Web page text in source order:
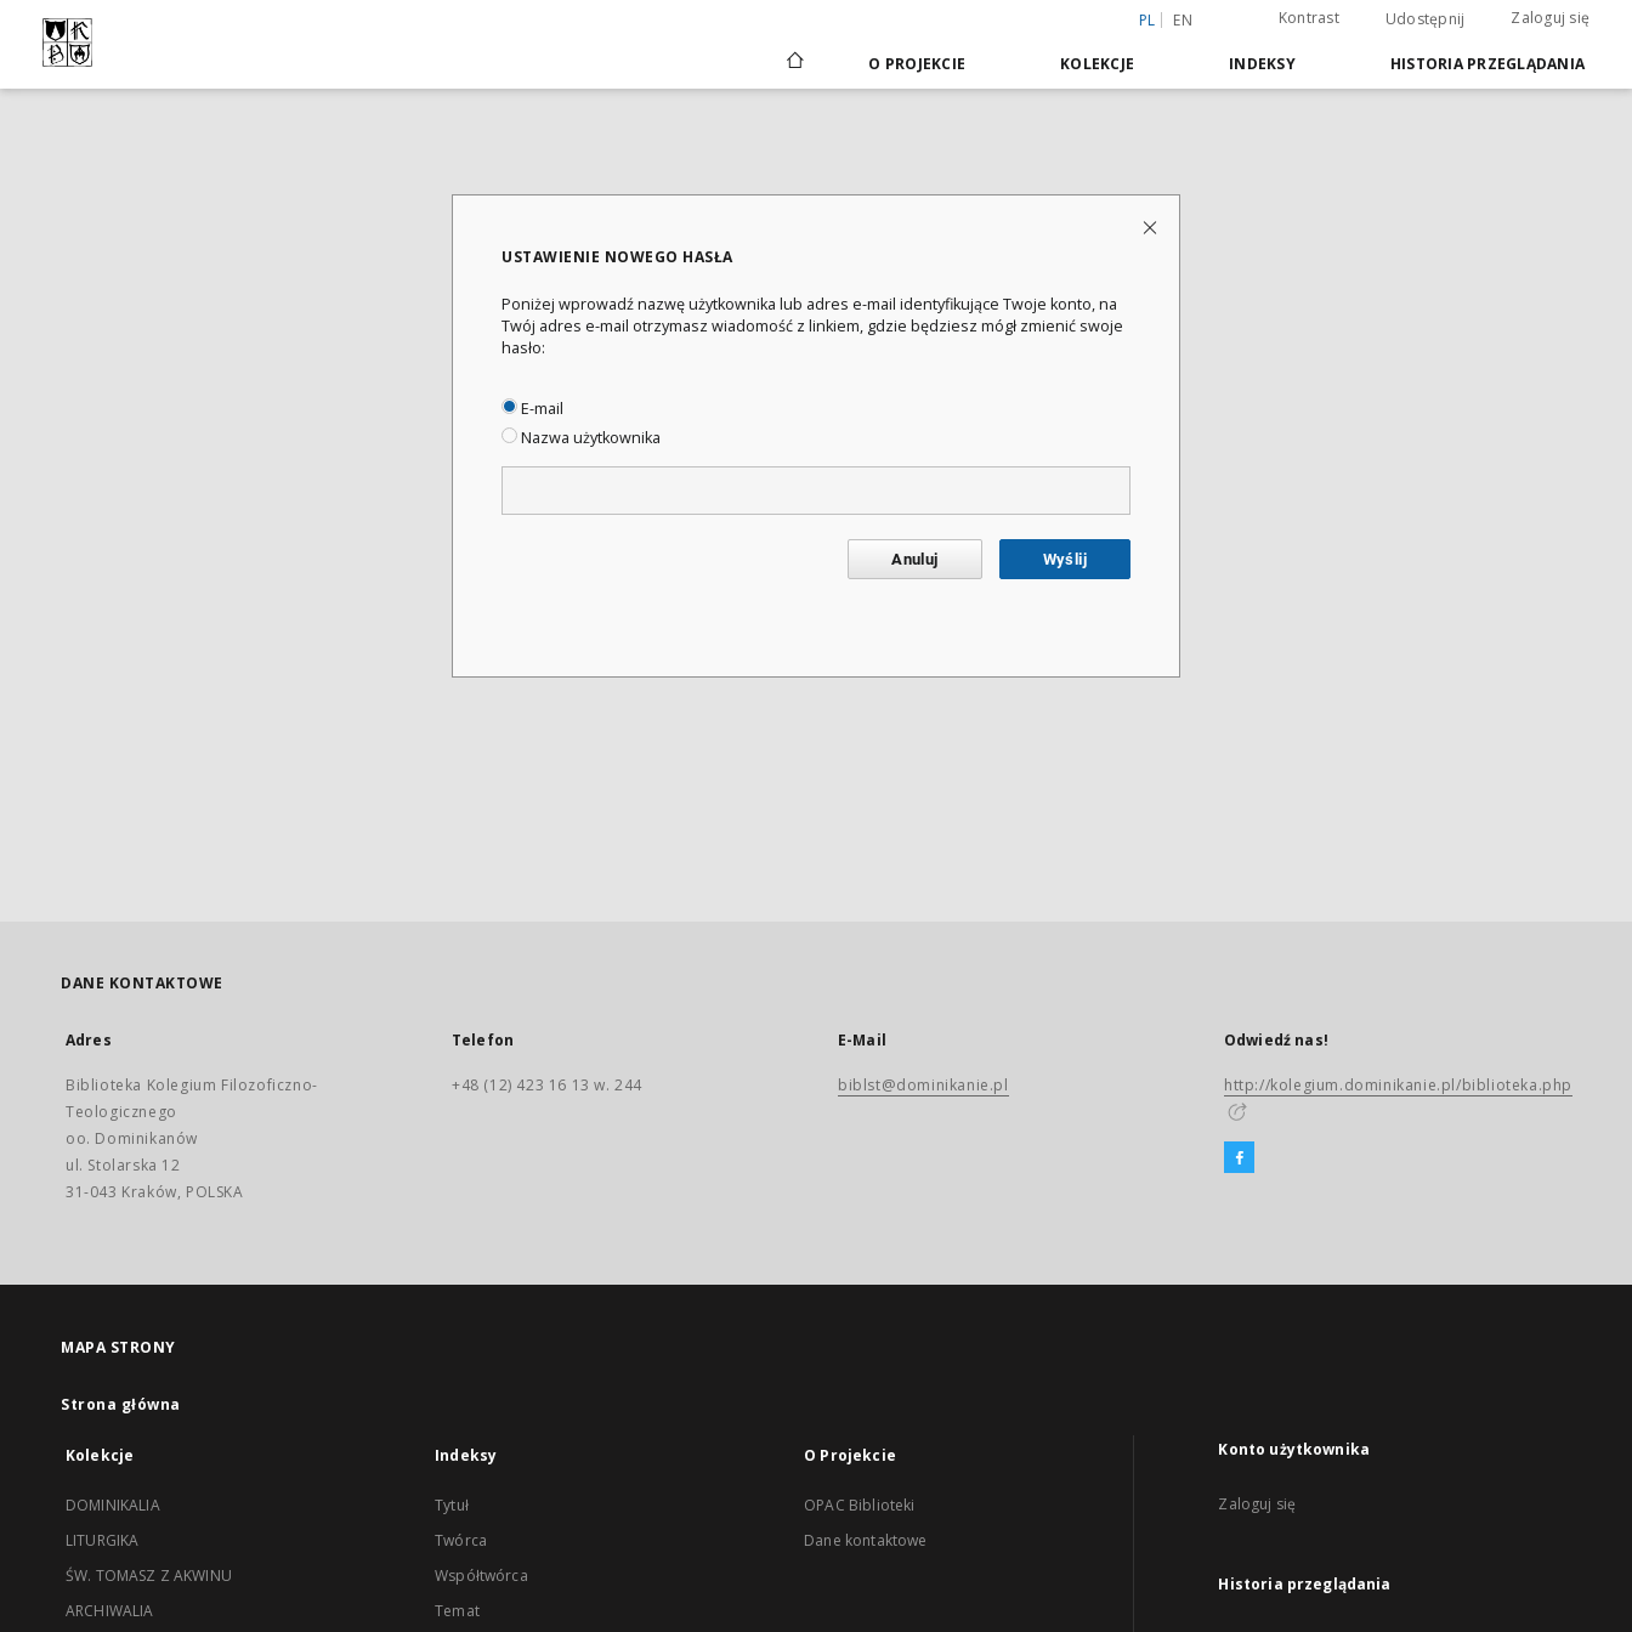
PL EN Kontrast Udostępnij Zaloguj się
O PROJEKCIE KOLEKCJE INDEKSY HISTORIA PRZEGLĄDANIA
USTAWIENIE NOWEGO HASŁA
Poniżej wprowadź nazwę użytkownika lub adres e-mail identyfikujące Twoje konto, na
Twój adres e-mail otrzymasz wiadomość z linkiem, gdzie będziesz mógł zmienić swoje
hasło:
E-mail
Nazwa użytkownika
Anuluj Wyślij
DANE KONTAKTOWE
Adres
Biblioteka Kolegium Filozoficzno-
Teologicznego
oo. Dominikanów
ul. Stolarska 12
31-043 Kraków, POLSKA
Telefon
+48 (12) 423 16 13 w. 244
E-Mail
biblst@dominikanie.pl
Odwiedź nas!
http://kolegium.dominikanie.pl/biblioteka.php
MAPA STRONY
Strona główna
Kolekcje
DOMINIKALIA
LITURGIKA
ŚW. TOMASZ Z AKWINU
ARCHIWALIA
Indeksy
Tytuł
Twórca
Współtwórca
Temat
O Projekcie
OPAC Biblioteki
Dane kontaktowe
Konto użytkownika
Zaloguj się
Historia przeglądania